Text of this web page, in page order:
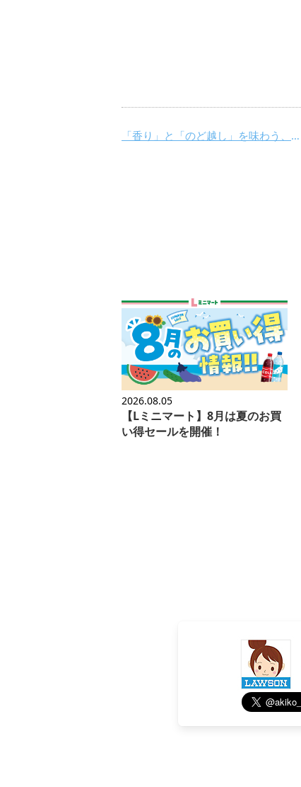
「香り」と「のど越し」を味わう、冷しそばが登場！
2026.08.05
【Lミニマート】8月は夏のお買
い得セールを開催！